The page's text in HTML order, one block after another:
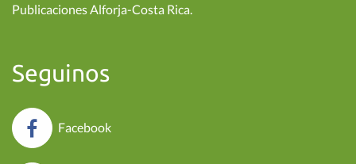
Publicaciones Alforja-Costa Rica.
Seguinos
Facebook